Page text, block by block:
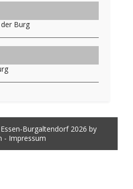
Burg
Burgaltendorf 2026 by
- Impressum